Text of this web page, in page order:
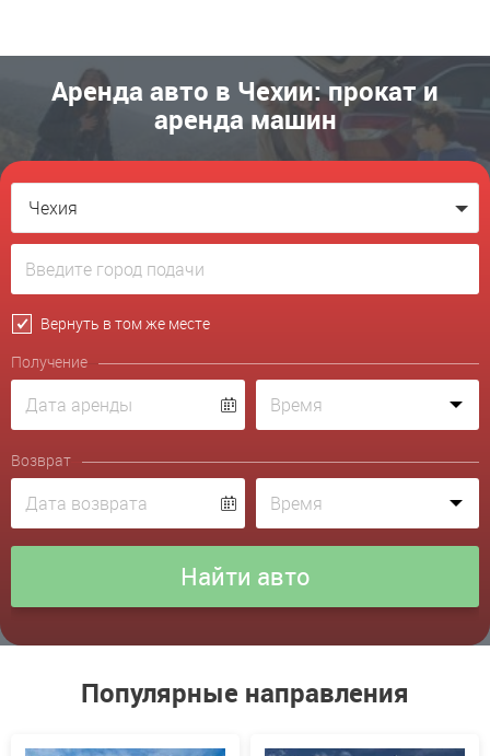
Аренда авто в Чехии: прокат и
аренда машин
Чехия
Вернуть в том же месте
Получение
Возврат
Популярные направления